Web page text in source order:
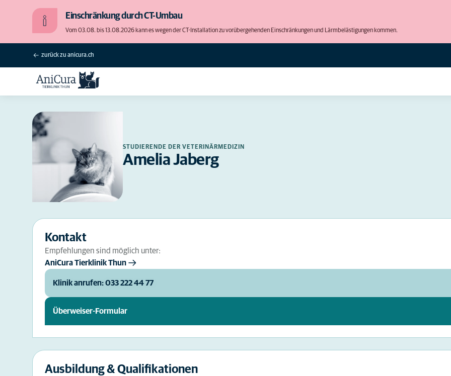
Einschränkung durch CT-Umbau
Vom 03.08. bis 13.08.2026 kann es wegen der CT-Installation zu vorübergehenden Einschränkungen und Lärmbelästigungen kommen.
zurück zu anicura.ch
STUDIERENDE DER VETERINÄRMEDIZIN
Amelia Jaberg
Kontakt
Empfehlungen sind möglich unter:
AniCura Tierklinik Thun
Klinik anrufen: 033 222 44 77
Überweiser-Formular
Ausbildung & Qualifikationen